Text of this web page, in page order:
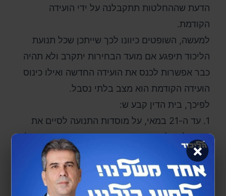
הדעת שההחלטות תתקבלנה על ידי הועידה
הקודמת.
למעשה, השופטים כיוונו לכך שייתכן שכל תנועת
הליכוד תיפגע אם מועד הבחירות יתקרב ולא תהיה
כבר אפשרות לכנס את הועידה החדשה ואילו כינוס
הועידה הקודמת הוא מצב בלתי נסבל.
לפיכך, בית הדין קבע ש:
1. עד ה-21 במאי, על מוסדות התנועה לסיים את
הטיפול בכל נושא הערעורים האי-הסדרים שהתגלו
במהלך הבחירות לסניפים.
2. עד ה-1.6, על התנועה לפרסם את ההחלטות
הסופיות של ועדת הבחירות, לאחר תיקון הליקויים
×